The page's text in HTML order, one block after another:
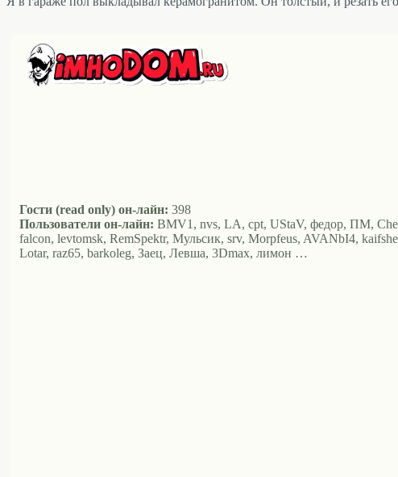
Гости (read only) он-лайн: 398
Пользователи он-лайн: BMV1, nvs, LA, cpt, UStaV, федор, ПМ,
falcon, levtomsk, RemSpektr, Мульсик, srv, Morpfeus, AVANbI4,
Lotar, raz65, barkoleg, Заец, Левша, 3Dmax, лимон …